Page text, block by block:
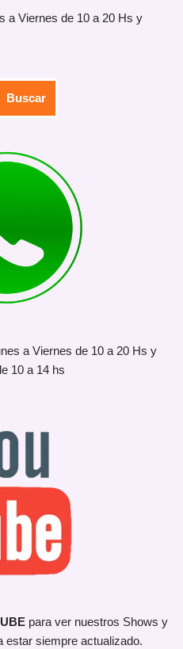
a Viernes de 10 a 20 Hs y
Buscar
a Viernes de 10 a 20 Hs y
10 a 14 hs
para ver nuestros Shows y
estar siempre actualizado.